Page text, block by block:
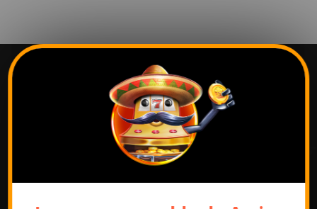
Los juegos más
populares